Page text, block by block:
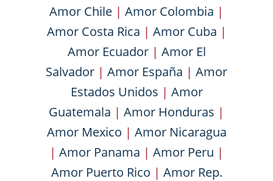
Amor Chile | Amor Colombia |
Amor Costa Rica | Amor Cuba |
Amor Ecuador| Amor El
Salvador | Amor España | Amor
Estados Unidos | Amor
Guatemala | Amor Honduras |
Amor Mexico | Amor Nicaragua
| Amor Panama | Amor Peru |
Amor Puerto Rico | Amor Rep.